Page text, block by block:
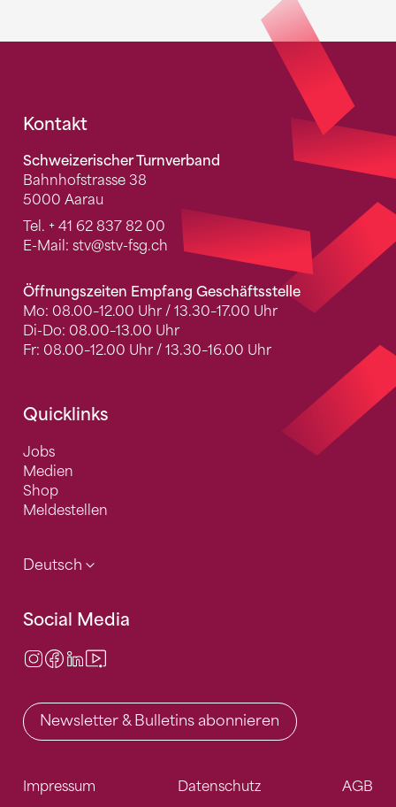
Fusszeile
Kontakt
Schweizerischer Turnverband
Bahnhofstrasse 38
5000 Aarau
Tel. + 41 62 837 82 00
E-Mail: stv@stv-fsg.ch
Öffnungszeiten Empfang Geschäftsstelle
Mo: 08.00–12.00 Uhr / 13.30–17.00 Uhr
Di-Do: 08.00–13.00 Uhr
Fr: 08.00–12.00 Uhr / 13.30–16.00 Uhr
Quicklinks
Jobs
Medien
Shop
Meldestellen
Deutsch
Social Media
Instagram
Facebook
LinkedIn
Newsletter & Bulletins abonnieren
Impressum Datenschutz AGB